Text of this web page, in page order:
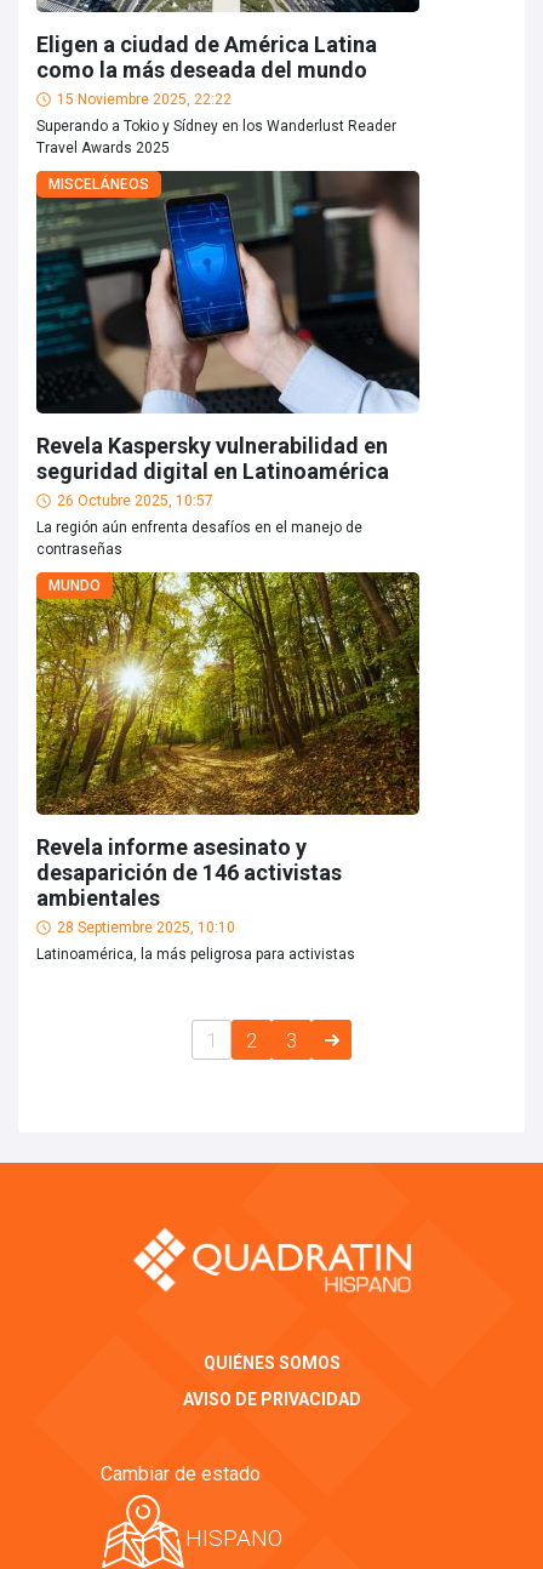
Eligen a ciudad de América Latina
como la más deseada del mundo
15 Noviembre 2025, 22:22
Superando a Tokio y Sídney en los Wanderlust Reader
Travel Awards 2025
MISCELÁNEOS
Revela Kaspersky vulnerabilidad en
seguridad digital en Latinoamérica
26 Octubre 2025, 10:57
La región aún enfrenta desafíos en el manejo de
contraseñas
MUNDO
Revela informe asesinato y
desaparición de 146 activistas
ambientales
28 Septiembre 2025, 10:10
Latinoamérica, la más peligrosa para activistas
1 2 3
QUIÉNES SOMOS
AVISO DE PRIVACIDAD
Cambiar de estado
HISPANO